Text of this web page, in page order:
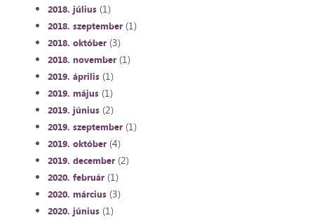
2018. július(1)
2018. szeptember(1)
2018. október(3)
2018. november(1)
2019. április(1)
2019. május(1)
2019. június(2)
2019. szeptember(1)
2019. október(4)
2019. december(2)
2020. február(1)
2020. március(3)
2020. június(1)